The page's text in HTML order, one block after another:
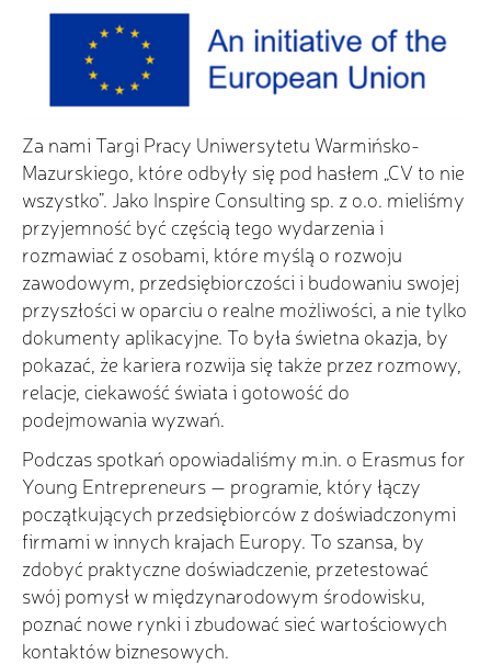
Za nami Targi Pracy Uniwersytetu Warmińsko-
Mazurskiego, które odbyły się pod hasłem „CV to nie
wszystko”. Jako Inspire Consulting sp. z o.o. mieliśmy
przyjemność być częścią tego wydarzenia i
rozmawiać z osobami, które myślą o rozwoju
zawodowym, przedsiębiorczości i budowaniu swojej
przyszłości w oparciu o realne możliwości, a nie tylko
dokumenty aplikacyjne. To była świetna okazja, by
pokazać, że kariera rozwija się także przez rozmowy,
relacje, ciekawość świata i gotowość do
podejmowania wyzwań.
Podczas spotkań opowiadaliśmy m.in. o Erasmus for
Young Entrepreneurs — programie, który łączy
początkujących przedsiębiorców z doświadczonymi
firmami w innych krajach Europy. To szansa, by
zdobyć praktyczne doświadczenie, przetestować
swój pomysł w międzynarodowym środowisku,
poznać nowe rynki i zbudować sieć wartościowych
kontaktów biznesowych.